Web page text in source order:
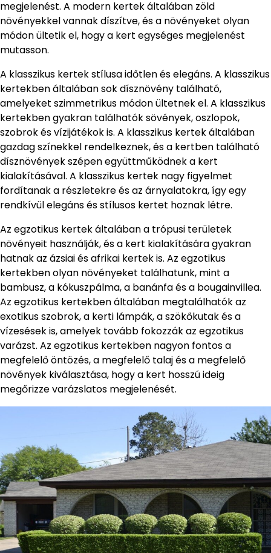
megjelenést. A modern kertek általában zöld
növényekkel vannak díszítve, és a növényeket olyan
módon ültetik el, hogy a kert egységes megjelenést
mutasson.
A klasszikus kertek stílusa időtlen és elegáns. A klasszikus
kertekben általában sok dísznövény található,
amelyeket szimmetrikus módon ültetnek el. A klasszikus
kertekben gyakran találhatók sövények, oszlopok,
szobrok és vízijátékok is. A klasszikus kertek általában
gazdag színekkel rendelkeznek, és a kertben található
dísznövények szépen együttműködnek a kert
kialakításával. A klasszikus kertek nagy figyelmet
fordítanak a részletekre és az árnyalatokra, így egy
rendkívül elegáns és stílusos kertet hoznak létre.
Az egzotikus kertek általában a trópusi területek
növényeit használják, és a kert kialakítására gyakran
hatnak az ázsiai és afrikai kertek is. Az egzotikus
kertekben olyan növényeket találhatunk, mint a
bambusz, a kókuszpálma, a banánfa és a bougainvillea.
Az egzotikus kertekben általában megtalálhatók az
exotikus szobrok, a kerti lámpák, a szökőkutak és a
vízesések is, amelyek tovább fokozzák az egzotikus
varázst. Az egzotikus kertekben nagyon fontos a
megfelelő öntözés, a megfelelő talaj és a megfelelő
növények kiválasztása, hogy a kert hosszú ideig
megőrizze varázslatos megjelenését.